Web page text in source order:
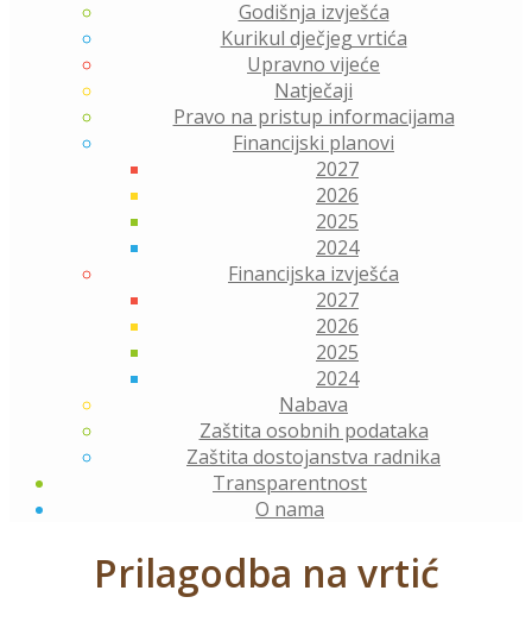
Godišnja izvješća
Kurikul dječjeg vrtića
Upravno vijeće
Natječaji
Pravo na pristup informacijama
Financijski planovi
2027
2026
2025
2024
Financijska izvješća
2027
2026
2025
2024
Nabava
Zaštita osobnih podataka
Zaštita dostojanstva radnika
Transparentnost
O nama
Prilagodba na vrtić